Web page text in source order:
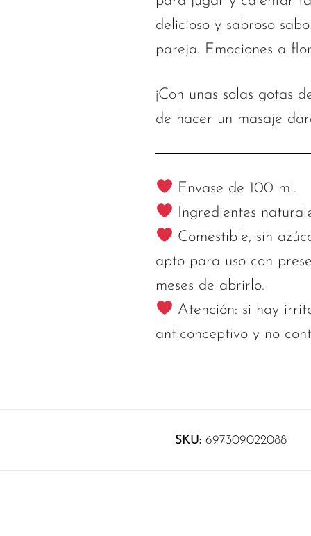
delicioso y sabroso
pareja. Emociones a
¡Con unas solas gotas
de hacer un masaje
Envase de 100 ml.
Ingredientes
Comestible, sin
apto para uso con
meses de abrirlo.
Atención: si hay
anticonceptivo y no
SKU: 697309022088